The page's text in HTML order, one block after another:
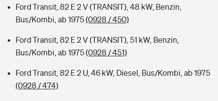
Ford Transit, 82 E 2 V (TRANSIT), 48 kW, Benzin,
Bus/Kombi, ab 1975(0928 / 450)
Ford Transit, 82 E 2 V (TRANSIT), 51 kW, Benzin,
Bus/Kombi, ab 1975(0928 / 451)
Ford Transit, 82 E 2 U, 46 kW, Diesel, Bus/Kombi, ab 1975
(0928 / 474)